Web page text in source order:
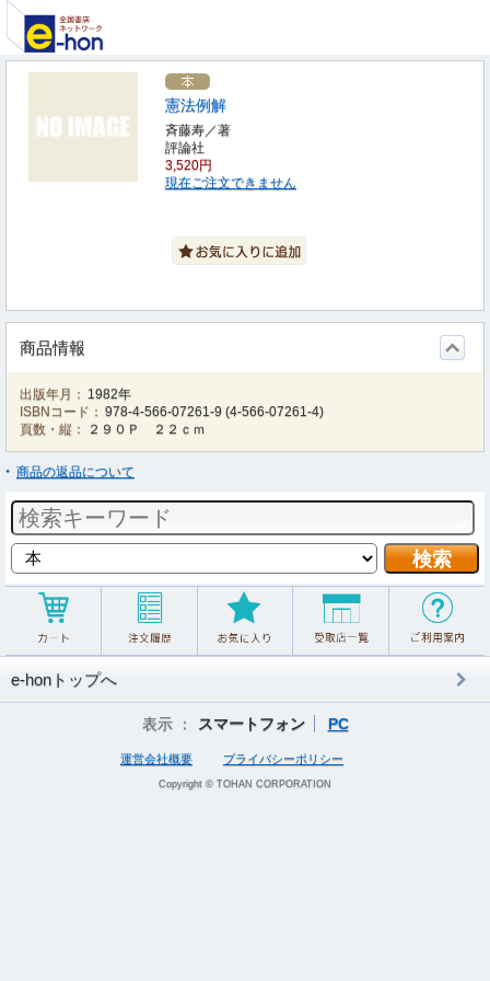
憲法例解
斉藤寿／著
評論社
3,520円
現在ご注文できません
商品情報
出版年月： 1982年
ISBNコード： 978-4-566-07261-9 (4-566-07261-4)
頁数・縦：
２９０Ｐ ２２ｃｍ
商品の返品について
e-honトップへ
表示 ： スマートフォン PC
運営会社概要 プライバシーポリシー
Copyright © TOHAN CORPORATION